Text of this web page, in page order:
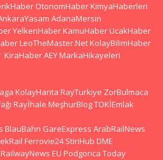
OtonomHaber KimyaHaberleri
AdanaMersin
YelkenHaber KamuHaber UcakHaber
LeoTheMaster.Net KolayBilimHaber
KiraHaberAEY MarkaHikayeleri
KolayHarita RayTurkiye ZorBulmaca
Rayİhale MeşhurBlogTOKİEmlak
BlauBahn GareExpress ArabRailNews
Ferrovie24 StiriHub DME
RailwayNews EU Podgorica Today